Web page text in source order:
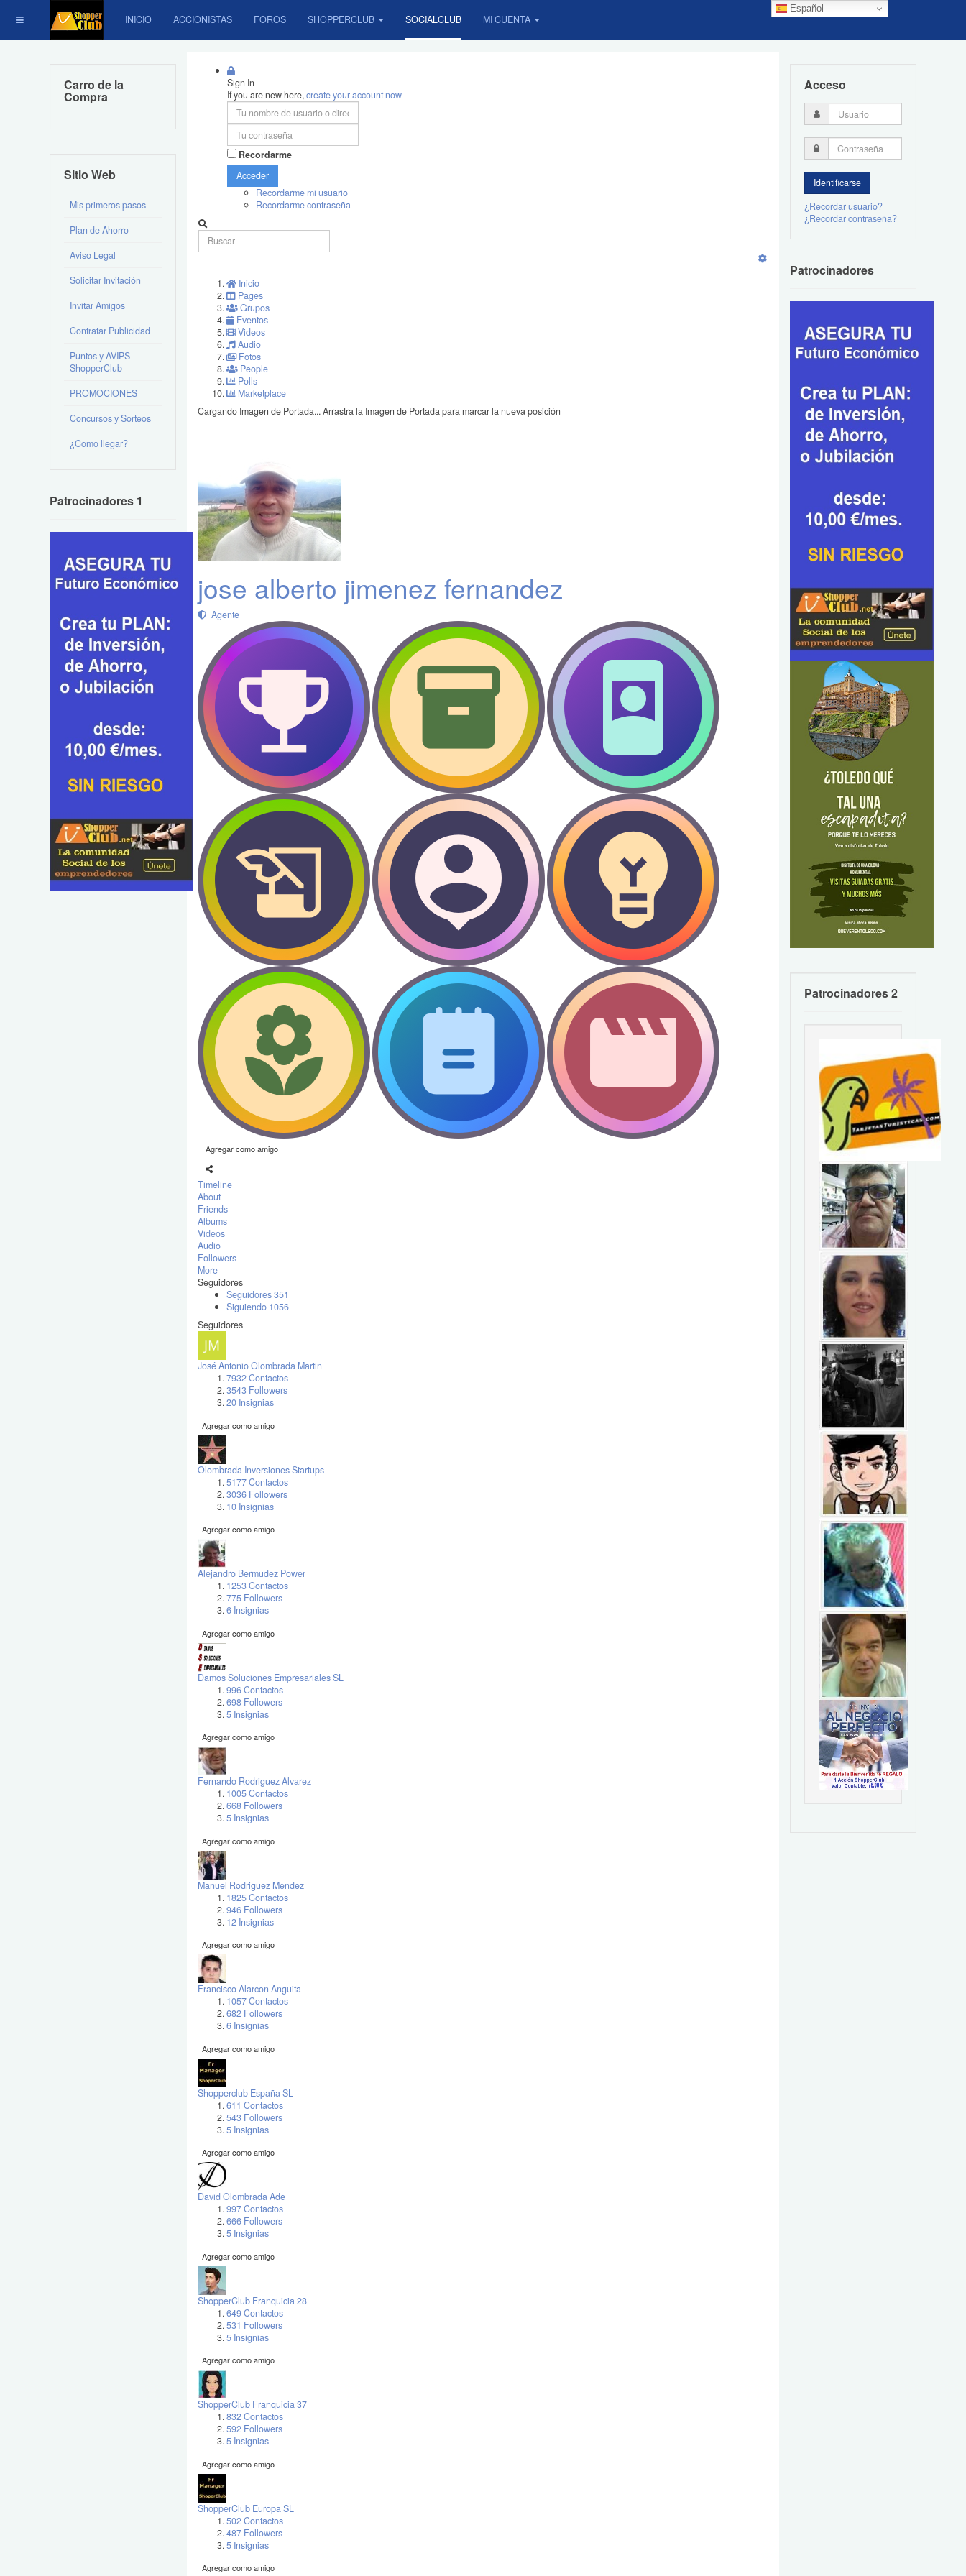
Español
INICIO ACCIONISTAS FOROS SHOPPERCLUB SOCIALCLUB MI CUENTA
Sign In
If you are new here,create your account now
Recordarme
Acceder
Recordarme mi usuario
Recordarme contraseña
Inicio
Pages
Grupos
Eventos
Videos
Audio
Fotos
People
Polls
Marketplace
Cargando Imagen de Portada...Arrastra la Imagen de Portada para marcar la nueva posición
jose alberto jimenez fernandez
Agente
Agregar como amigo
Timeline
About
Friends
Albums
Videos
Audio
Followers
More
Seguidores
Seguidores351
Siguiendo 1056
Seguidores
José Antonio Olombrada Martin
7932 Contactos
3543 Followers
20 Insignias
Agregar como amigo
Olombrada Inversiones Startups
5177 Contactos
3036 Followers
10 Insignias
Agregar como amigo
Alejandro Bermudez Power
1253 Contactos
775 Followers
6 Insignias
Agregar como amigo
Damos Soluciones Empresariales SL
996 Contactos
698 Followers
5 Insignias
Agregar como amigo
Fernando Rodriguez Alvarez
1005 Contactos
668 Followers
5 Insignias
Agregar como amigo
Manuel Rodriguez Mendez
1825 Contactos
946 Followers
12 Insignias
Agregar como amigo
Francisco Alarcon Anguita
1057 Contactos
682 Followers
6 Insignias
Agregar como amigo
Shopperclub España SL
611 Contactos
543 Followers
5 Insignias
Agregar como amigo
David Olombrada Ade
997 Contactos
666 Followers
5 Insignias
Agregar como amigo
ShopperClub Franquicia 28
649 Contactos
531 Followers
5 Insignias
Agregar como amigo
ShopperClub Franquicia 37
832 Contactos
592 Followers
5 Insignias
Agregar como amigo
ShopperClub Europa SL
502 Contactos
487 Followers
5 Insignias
Agregar como amigo
Carro de la
Compra
Sitio Web
Mis primeros pasos
Plan de Ahorro
Aviso Legal
Solicitar Invitación
Invitar Amigos
Contratar Publicidad
Puntos y AVIPS
ShopperClub
PROMOCIONES
Concursos y Sorteos
¿Como llegar?
Patrocinadores 1
Acceso
¿Recordar usuario?
¿Recordar contraseña?
Patrocinadores
Patrocinadores 2